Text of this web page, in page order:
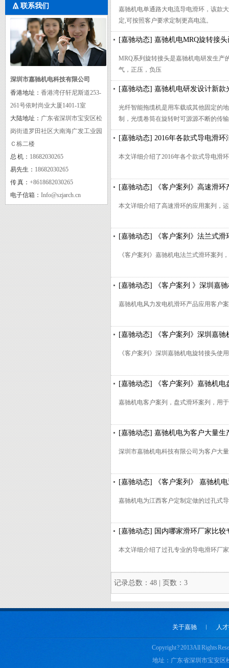
联系我们
深圳市嘉驰机电科技有限公司
香港地址： 香港湾仔轩尼斯道253-
261号依时尚业大厦1401-1室
大陆地址： 广东省深圳市宝安区松
岗街道罗田社区大南海广发工业园
Ｃ栋二楼
总 机： 18682030265
易先生： 18682030265
传 真： +8618682030265
电子信箱： Info@szjarch.cn
嘉驰机电单通路大电流导电滑环，该款
定,可按照客户要求定制更高电流。
[嘉驰动态] 嘉驰机电MRQ旋转接
MRQ系列旋转接头是嘉驰机电研发生产
气，正压，负压
[嘉驰动态] 嘉驰机电研发设计新款
光纤智能拖缆机是用车载或其他固定的
制，光缆卷筒在旋转时可源源不断的传
[嘉驰动态] 2016年各款式导电滑环
本文详细介绍了2016年各个款式导电滑
[嘉驰动态] 《客户案列》高速滑
本文详细介绍了高速滑环的应用案列，
[嘉驰动态] 《客户案列》法兰式滑
《客户案列》嘉驰机电法兰式滑环案列
[嘉驰动态] 《客户案列 》深圳嘉
嘉驰机电风力发电机滑环产品应用客户
[嘉驰动态] 《客户案列》深圳嘉
《客户案列》深圳嘉驰机电旋转接头使
[嘉驰动态] 《客户案列》嘉驰机
嘉驰机电客户案列，盘式滑环案列，用
[嘉驰动态] 嘉驰机电为客户大量生
深圳市嘉驰机电科技有限公司为客户大
[嘉驰动态] 《客户案列》 嘉驰机
嘉驰机电为江西客户定制定做的过孔式
[嘉驰动态] 国内哪家滑环厂家比较
本文详细介绍了过孔专业的导电滑环厂家
记录总数：48 | 页数：3
关于嘉驰 ︱ 人
Copyright ? 2013 All Rights
地址：广东省深圳市宝安区